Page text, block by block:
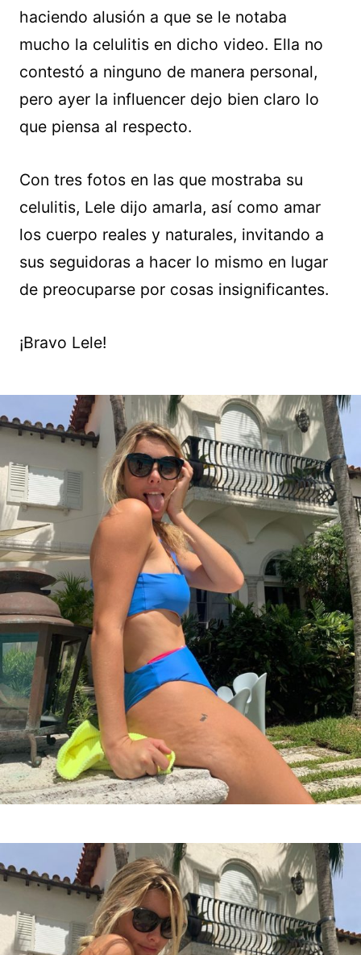
haciendo alusión a que se le notaba
mucho la celulitis en dicho video. Ella no
contestó a ninguno de manera personal,
pero ayer la influencer dejo bien claro lo
que piensa al respecto.
Con tres fotos en las que mostraba su
celulitis, Lele dijo amarla, así como amar
los cuerpo reales y naturales, invitando a
sus seguidoras a hacer lo mismo en lugar
de preocuparse por cosas insignificantes.
¡Bravo Lele!